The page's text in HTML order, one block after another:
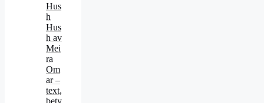
Hus
h
Hus
h av
Mei
ra
Om
ar –
text,
bety